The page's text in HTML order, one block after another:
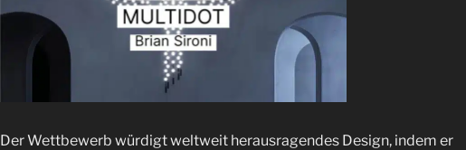
Der Wettbewerb würdigt weltweit herausragendes Design, indem er